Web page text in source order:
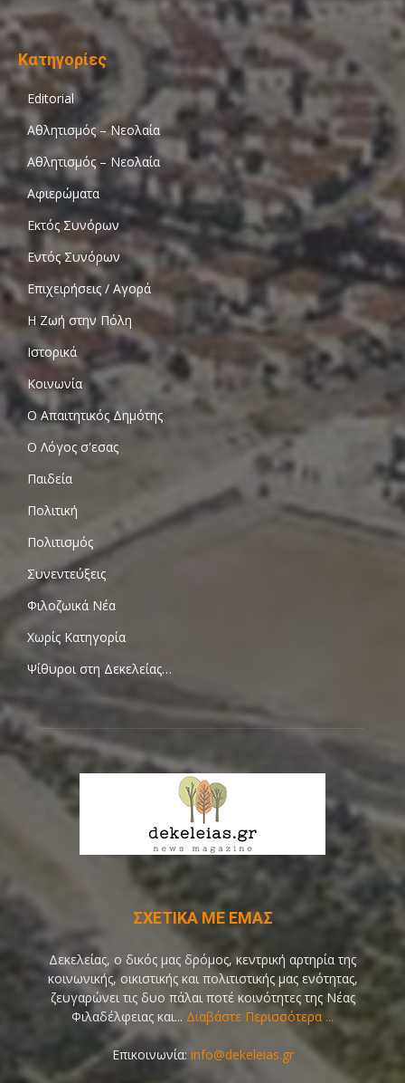
Κατηγορίες
Editorial
Αθλητισμός – Νεολαία
Αθλητισμός – Νεολαία
Αφιερώματα
Εκτός Συνόρων
Εντός Συνόρων
Επιχειρήσεις / Αγορά
Η Ζωή στην Πόλη
Ιστορικά
Κοινωνία
Ο Απαιτητικός Δημότης
Ο Λόγος σ'εσας
Παιδεία
Πολιτική
Πολιτισμός
Συνεντεύξεις
Φιλοζωικά Νέα
Χωρίς Κατηγορία
Ψίθυροι στη Δεκελείας…
ΣΧΕΤΙΚΑ ΜΕ ΕΜΑΣ
Δεκελείας, ο δικός μας δρόμος, κεντρική αρτηρία της
κοινωνικής, οικιστικής και πολιτιστικής μας ενότητας,
ζευγαρώνει τις δυο πάλαι ποτέ κοινότητες της Νέας
Φιλαδέλφειας και... Διαβάστε Περισσότερα ...
Επικοινωνία: info@dekeleias.gr